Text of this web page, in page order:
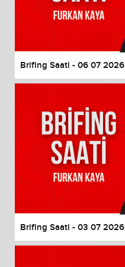
Brifing Saati - 06 07 2026
Brifing Saati - 03 07 2026